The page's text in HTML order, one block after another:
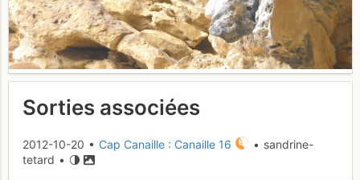
Sorties associées
2012-10-20 • Cap Canaille : Canaille 16
• sandrine-
tetard •